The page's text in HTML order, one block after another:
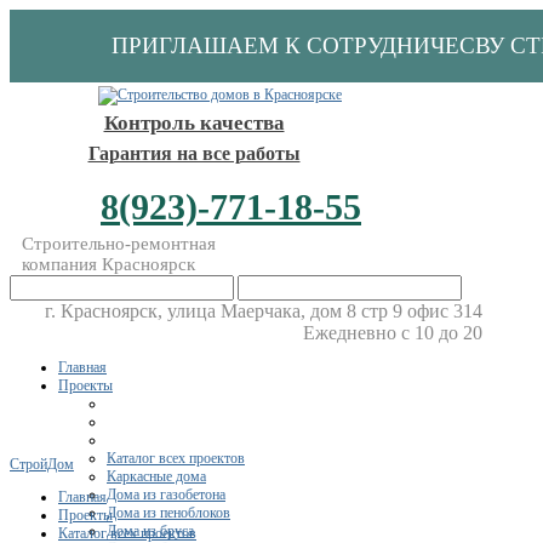
ПРИГЛАШАЕМ К СОТРУДНИЧЕСВУ
Контроль качества
Гарантия на все работы
8(923)-771-18-55
Строительно-ремонтная
компания Красноярск
г. Красноярск, улица Маерчака, дом 8 стр 9 офис 314
Ежедневно с 10 до 20
Главная
Проекты
Каталог всех проектов
Каркасные дома
Дома из газобетона
Дома из пеноблоков
Дома из бруса
СтройДом
Главная
Проекты
Каталог всех проектов